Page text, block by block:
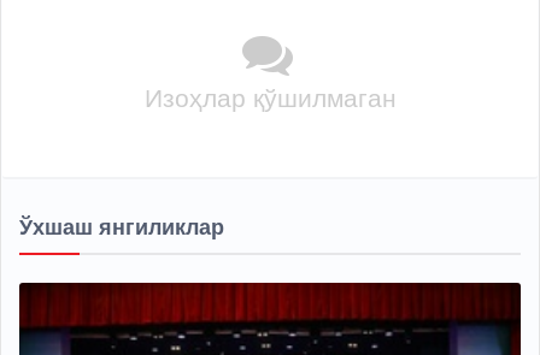
Изоҳлар қўшилмаган
Ўхшаш янгиликлар